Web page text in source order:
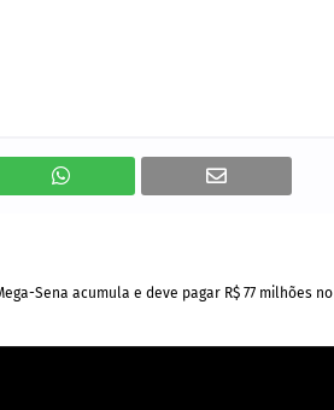
Sena acumula e deve pagar R$ 77 milhões